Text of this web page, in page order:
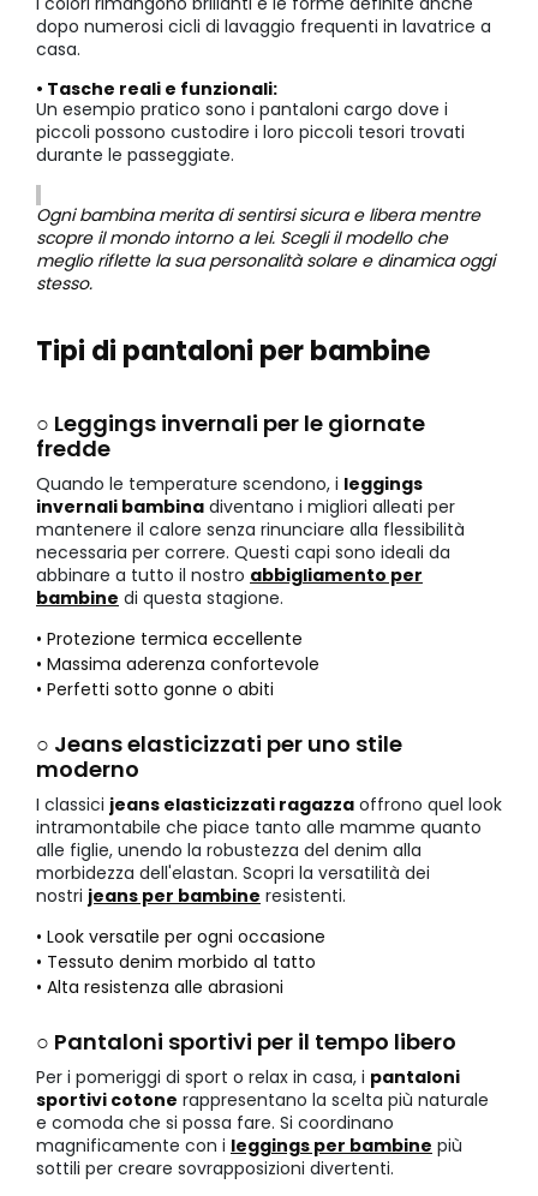
dopo numerosi cicli di lavaggio frequenti in lavatrice a
casa.
• Tasche reali e funzionali:
Un esempio pratico sono i pantaloni cargo dove i
piccoli possono custodire i loro piccoli tesori trovati
durante le passeggiate.
Ogni bambina merita di sentirsi sicura e libera mentre
scopre il mondo intorno a lei. Scegli il modello che
meglio riflette la sua personalità solare e dinamica oggi
stesso.
Tipi di pantaloni per bambine
○ Leggings invernali per le giornate
fredde
Quando le temperature scendono, i leggings
invernali bambina diventano i migliori alleati per
mantenere il calore senza rinunciare alla flessibilità
necessaria per correre. Questi capi sono ideali da
abbinare a tutto il nostro abbigliamento per
bambine di questa stagione.
• Protezione termica eccellente
• Massima aderenza confortevole
• Perfetti sotto gonne o abiti
○ Jeans elasticizzati per uno stile
moderno
I classici jeans elasticizzati ragazza offrono quel look
intramontabile che piace tanto alle mamme quanto
alle figlie, unendo la robustezza del denim alla
morbidezza dell'elastan. Scopri la versatilità dei
nostri jeans per bambine resistenti.
• Look versatile per ogni occasione
• Tessuto denim morbido al tatto
• Alta resistenza alle abrasioni
○ Pantaloni sportivi per il tempo libero
Per i pomeriggi di sport o relax in casa, i pantaloni
sportivi cotone rappresentano la scelta più naturale
e comoda che si possa fare. Si coordinano
magnificamente con i leggings per bambine più
sottili per creare sovrapposizioni divertenti.